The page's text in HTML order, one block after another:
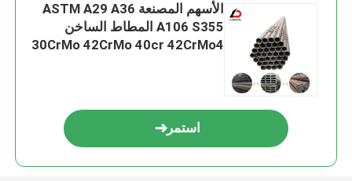
الأسهم المصنعة ASTM A29 A36
A106 S355 المطاط الساخن
30CrMo 42CrMo 40cr 42CrMo4
استمر